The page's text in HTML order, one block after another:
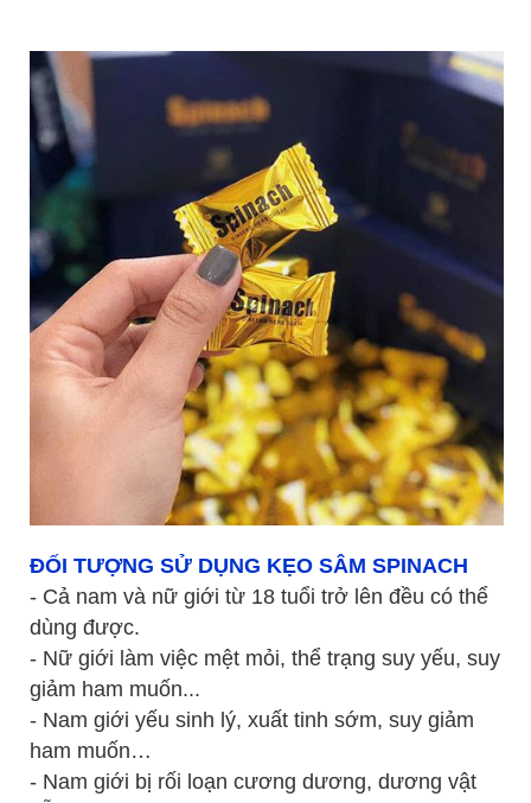
ĐỐI TƯỢNG SỬ DỤNG KẸO SÂM SPINACH
- Cả nam và nữ giới từ 18 tuổi trở lên đều có thể
dùng được.
- Nữ giới làm việc mệt mỏi, thể trạng suy yếu, suy
giảm ham muốn...
- Nam giới yếu sinh lý, xuất tinh sớm, suy giảm
ham muốn…
- Nam giới bị rối loạn cương dương, dương vật